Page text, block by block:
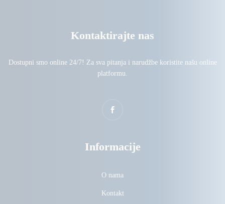
Kontaktirajte nas
Dostupni smo online 24/7! Za sva pitanja i narudžbe koristite našu online
platformu.
Informacije
O nama
Kontakt